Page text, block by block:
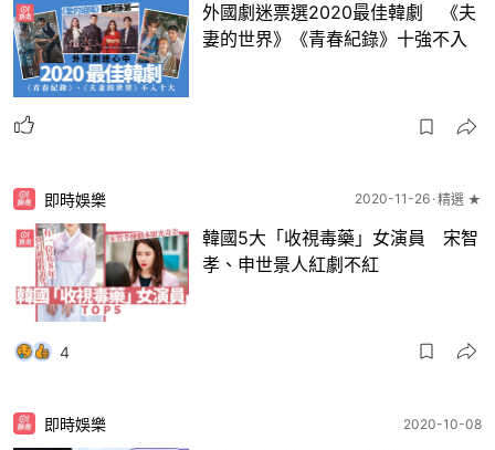
外國劇迷票選2020最佳韓劇 《夫
妻的世界》《青春紀錄》十強不入
即時娛樂 2020-11-26 精選 ★
韓國5大「收視毒藥」女演員 宋智
孝、申世景人紅劇不紅
4
即時娛樂 2020-10-08